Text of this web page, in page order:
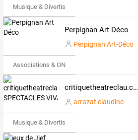
Musique & Divertissements
Perpignan Art Déco
Perpignan Art-Déco
Associations & ONG
critiquetheatreclau.com SPECTACLES VIVANTS
arrazat claudine
Musique & Divertissements